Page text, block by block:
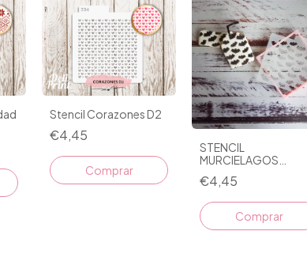
Stencil Corazones D2
€4,45
STENCIL
MURCIELAGOS
€4,45